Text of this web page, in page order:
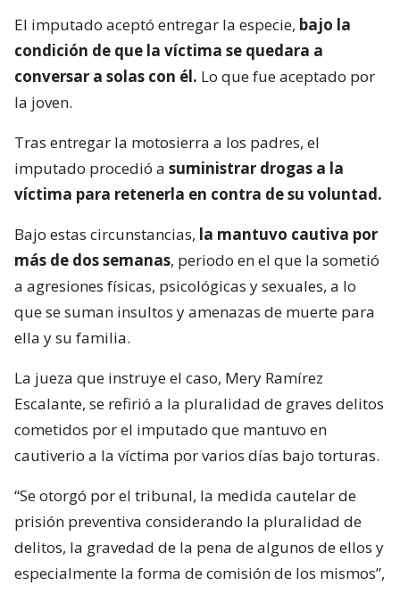
El imputado aceptó entregar la especie, bajo la
condición de que la víctima se quedara a
conversar a solas con él. Lo que fue aceptado por
la joven.
Tras entregar la motosierra a los padres, el
imputado procedió a suministrar drogas a la
víctima para retenerla en contra de su voluntad.
Bajo estas circunstancias, la mantuvo cautiva por
más de dos semanas, periodo en el que la sometió
a agresiones físicas, psicológicas y sexuales, a lo
que se suman insultos y amenazas de muerte para
ella y su familia.
La jueza que instruye el caso, Mery Ramírez
Escalante, se refirió a la pluralidad de graves delitos
cometidos por el imputado que mantuvo en
cautiverio a la víctima por varios días bajo torturas.
“Se otorgó por el tribunal, la medida cautelar de
prisión preventiva considerando la pluralidad de
delitos, la gravedad de la pena de algunos de ellos y
especialmente la forma de comisión de los mismos”,